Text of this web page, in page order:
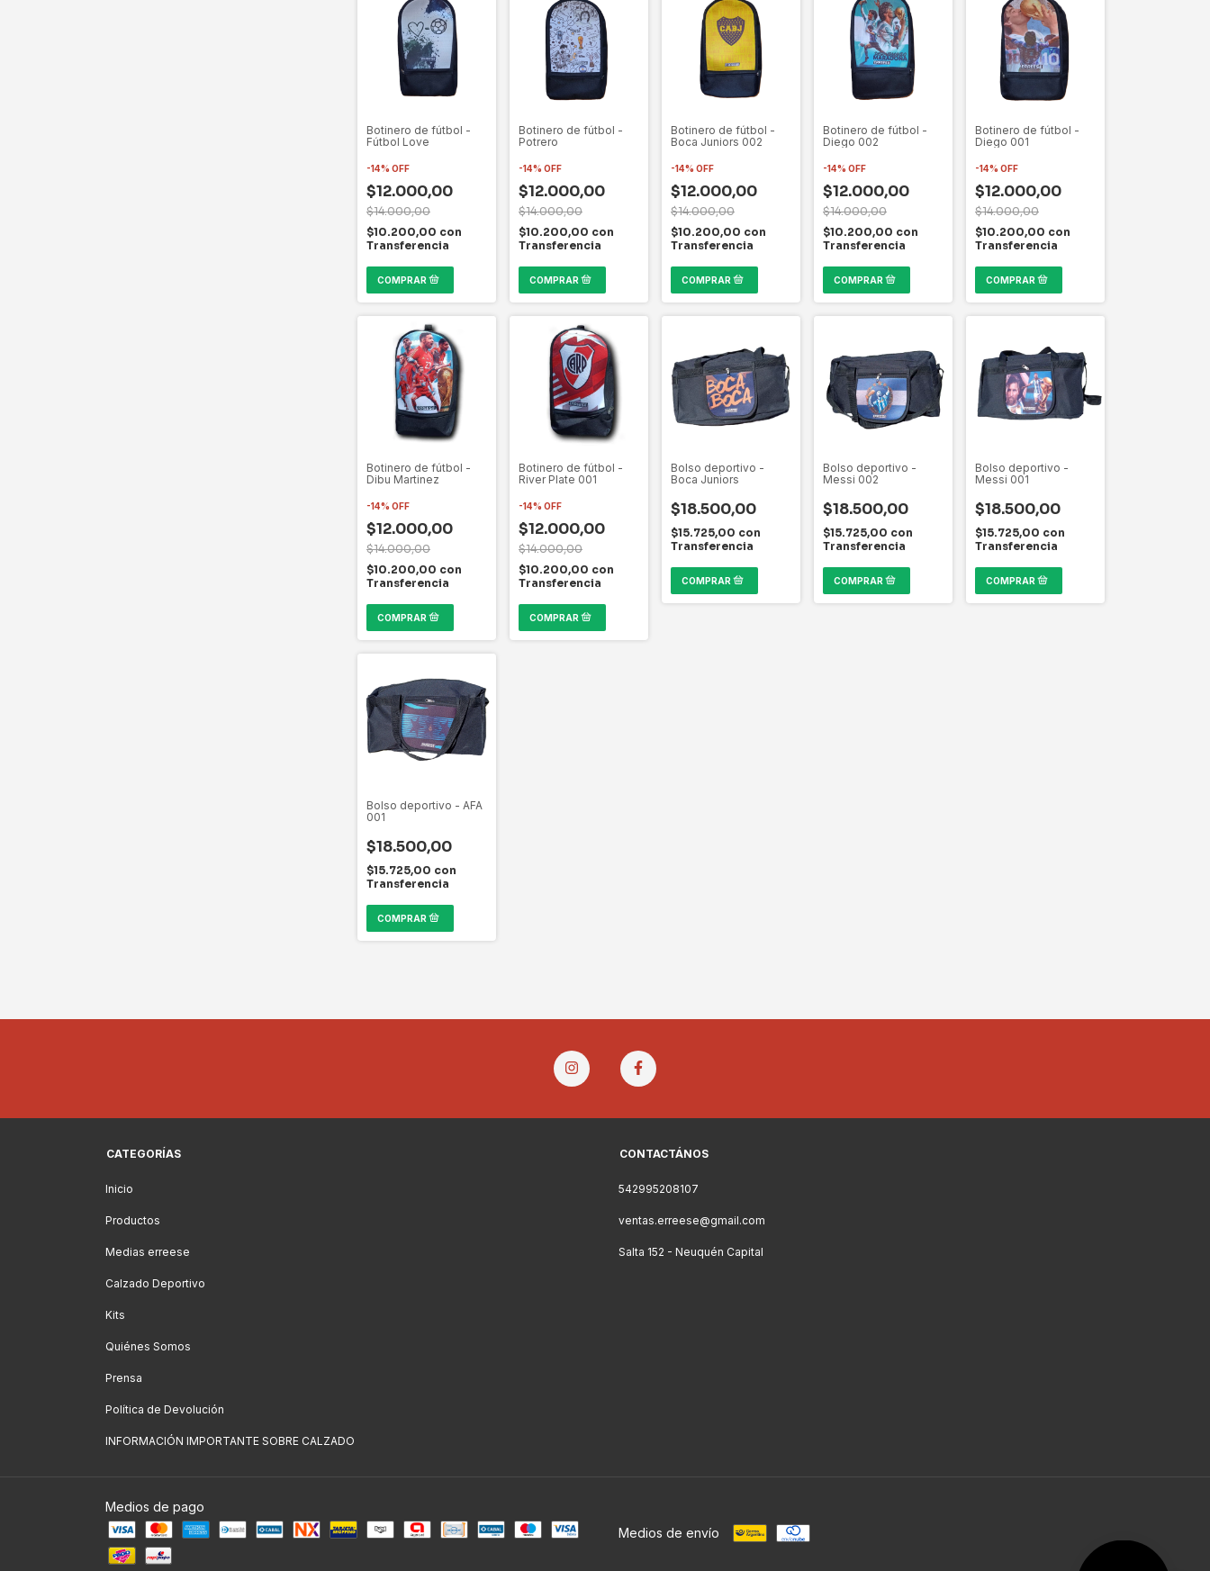
Botinero de fútbol -
Fútbol Love
-14% OFF
$12.000,00
$14.000,00
$10.200,00 con
Transferencia
Botinero de fútbol -
Potrero
-14% OFF
$12.000,00
$14.000,00
$10.200,00 con
Transferencia
Botinero de fútbol -
Boca Juniors 002
-14% OFF
$12.000,00
$14.000,00
$10.200,00 con
Transferencia
Botinero de fútbol -
Diego 002
-14% OFF
$12.000,00
$14.000,00
$10.200,00 con
Transferencia
Botinero de fútbol -
Diego 001
-14% OFF
$12.000,00
$14.000,00
$10.200,00 con
Transferencia
Botinero de fútbol -
Dibu Martinez
-14% OFF
$12.000,00
$14.000,00
$10.200,00 con
Transferencia
Botinero de fútbol -
River Plate 001
-14% OFF
$12.000,00
$14.000,00
$10.200,00 con
Transferencia
Bolso deportivo -
Boca Juniors
$18.500,00
$15.725,00 con
Transferencia
Bolso deportivo -
Messi 002
$18.500,00
$15.725,00 con
Transferencia
Bolso deportivo -
Messi 001
$18.500,00
$15.725,00 con
Transferencia
Bolso deportivo - AFA
001
$18.500,00
$15.725,00 con
Transferencia
CATEGORÍAS
Inicio
Productos
Medias erreese
Calzado Deportivo
Kits
Quiénes Somos
Prensa
Política de Devolución
INFORMACIÓN IMPORTANTE SOBRE CALZADO
CONTACTÁNOS
542995208107
ventas.erreese@gmail.com
Salta 152 - Neuquén Capital
Medios de pago
Medios de envío